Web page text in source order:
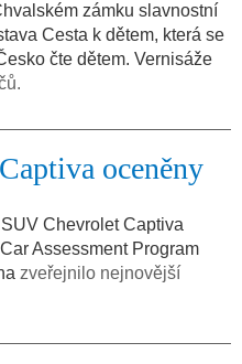
zámku slavnostní
Cesta k dětem, která se
čte dětem. Vernisáže
oceněny
Chevrolet Captiva
Assessment Program
zveřejnilo nejnovější